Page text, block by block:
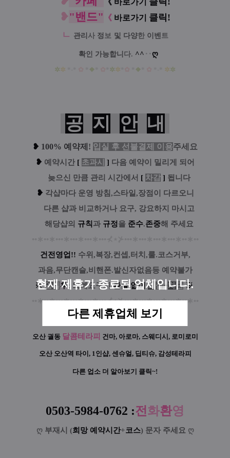
현재 제휴가 종료된 업체입니다.
다른 제휴업체 보기
《 바로가기
❥"밴드" 《 바로가기 클릭!
ㄴ 관리 사 정보 및 다양한 이벤트
확인 가능합니 다. ^^ ‥ღ
✲✲ ❖ ✲✲ ❖ ✲✲
공 지 안 내
❥ 100% 예약제 ! 입실 후 선불결제 이용주세요
❥ 예 약시간 [ 초과시 ] 다음 예약이 밀리게 되어
늦으신 만큼 관리 시간에서 [ 차감 ] 됩니다
❥ 각샵마다 운영 방침,스타일,장점이 다르오니
다른 샵과 비교하거나 요구, 강요하지 마시고
해당샵의 규칙 과 규정을 준수.존중해 주세요
건전영업!! 수위,복장,컨셉,터치,룰.코스거부,
과음,무단캔슬,비핸폰.발신자없음등 예약불가
※ 입실 후: 퇴폐요구시환불 없이 퇴 실+차단※
∗••∗•••∗•••∗•••∗•••⊀⋆⊁•••∗•••∗•••∗•••∗••∗
오산 궐동 달콤테라피 건마, 아로마, 스웨디시, 로미로미
오산 오산역 타이, 1인샵, 센슈얼, 딥티슈, 감성테라피
다른 업소 더 알아보기 클릭~!
0503-5984-0762 :전화환영
ღ 부재시 (희망 예약시간+코스) 문자 주세요 ღ